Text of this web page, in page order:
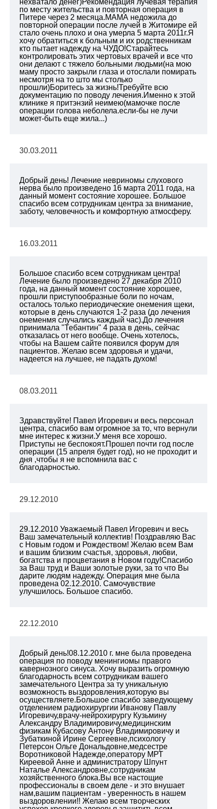
нехватало денег)Рекомендация лучевая терапия
по месту жительства и повторная операция в
Питере через 2 месяца.МАМА недожила до
повторной операции после лучей в Житомире ей
стало очень плохо и она умерла 5 марта 2011г.Я
хочу обратиться к больным и их родственникам
кто пытает надежду на ЧУДО!Старайтесь
контролировать этих чертовых врачей и все что
они делают с тяжело больными людьми(на мою
маму просто закрыли глаза и отослали помирать
несмотря на то што мы столько
прошли)Боритесь за жизнь!Требуйте всю
документацию по поводу лечения.Именно к этой
клинике я притэнзий неимею(мамочке после
операции голова неболела.если-бы не лучи
может-быть еще жила...)
30.03.2011
Добрый день! Лечение невриномы слухового
нерва было произведено 16 марта 2011 года, на
данный момент состояние хорошее. Большое
спасибо всем сотрудникам центра за внимание,
заботу, человечность и комфортную атмосферу.
16.03.2011
Большое спасибо всем сотрудникам центра!
Лечение было произведено 27 декабря 2010
года, на данный момент состояние хорошее,
прошли приступообразные боли по ночам,
осталось только периодические онемения щеки,
которые в день случаются 1-2 раза (до лечения
онеменмя случались каждый час).До лечения
принимала "Тебантин" 4 раза в день, сейчас
отказалась от него вообще. Очень хотелось,
чтобы на Вашем сайте появился форум для
пациентов. Желаю всем здоровья и удачи,
надеется на лучшее, не падать духом!
08.03.2011
Здравствуйте! Павел Игоревич и весь персонал
центра, спасибо вам огромное за то, что вернули
мне интерес к жизни.У меня все хорошо.
Приступы не беспокоят.Прошел почти год после
операции (15 апреля будет год), но не проходит и
дня ,чтобы я не вспомнила вас с
благодарностью.
29.12.2010
29.12.2010 Уважаемый Павел Игоревич и весь
Ваш замечательный коллектив! Поздравляю Вас
с Новым годом и Рождеством! Желаю всем Вам
и вашим близким счастья, здоровья, любви,
богатства и процветания в Новом году!Спасибо
за Ваш труд и Ваши золотые руки, за то что Вы
дарите людям надежду. Операция мне была
проведена 02.12.2010. Самочувствие
улучшилось. Большое спасибо.
22.12.2010
Добрый день!08.12.2010 г. мне была проведена
операция по поводу менингиомы правого
кавернозного синуса. Хочу выразить огромную
благодарность всем сотрудникам вашего
замечательного Центра за ту уникальную
возможность выздоровления,которую вы
осуществляете.Большое спасибо заведующему
отделением радиохирургии Иванову Павлу
Игоревичу,врачу-нейрохирургу Кузьмину
Александру Владимировичу,медицинским
физикам Кубасову Антону Владимировичу и
Зубаткиной Ирине Сергеевне,психологу
Петерсон Ольге Дональдовне,медсестре
Воротниковой Надежде,оператору МРТ
Киреевой Анне и администратору Шпунт
Наталье Александровне,сотрудникам
хозяйственного блока.Вы все настощие
профессионалы в своем деле - и это внушает
нам,вашим пациентам - уверенность в нашем
выздоровлении!! Желаю всем творческих